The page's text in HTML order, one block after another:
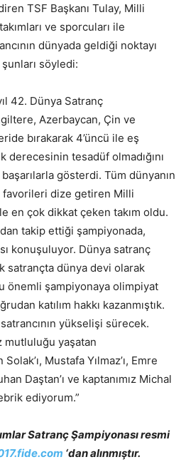
TSF Başkanı Tulay, Milli
ve sporcuları ile
dünyada geldiği noktayı
söyledi:
42. Dünya Satranç
Azerbaycan, Çin ve
bırakarak 4’üncü ile eş
derecesinin tesadüf olmadığını
gösterdi. Tüm dünyanın
dize getiren Milli
en çok dikkat çeken takım oldu.
takip ettiği şampiyonada,
konuşuluyor. Dünya satranç
satrançta dünya devi olarak
önemli şampiyonaya olimpiyat
katılım hakkı kazanmıştık.
yükselişi sürecek.
mutluluğu yaşatan
Mustafa Yılmaz’ı, Emre
Daştan’ı ve kaptanımız Michal
ediyorum.”
Satranç Şampiyonası resmi
‘dan alınmıştır.